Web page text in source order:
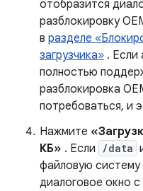
отобразится
разблокировку
в разделе
загрузчика» . Если
полностью
разблокировка
потребоваться, и
Нажмите
КБ» . Если /data
файловую
диалоговое окно